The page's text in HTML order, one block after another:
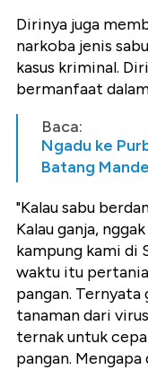
Dirinya juga
narkoba jenis
kasus kriminal.
bermanfaat
Baca:
Ngadu ke
Batang
"Kalau sabu
Kalau ganja,
kampung kami di
waktu itu
pangan.
tanaman dari
ternak untuk
pangan. Mengapa